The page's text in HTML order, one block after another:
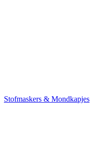
Stofmaskers & Mondkapjes